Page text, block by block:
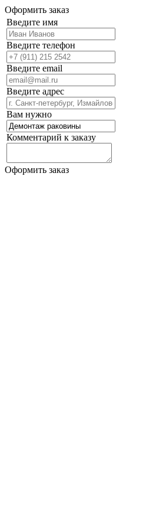
Оформить заказ
Введите имя
Введите телефон
Введите email
Введите адрес
Вам нужно
Комментарий к заказу
Оформить заказ